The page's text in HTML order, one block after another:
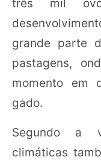
grande parte
pastagens,
momento em
gado.
Segundo a
climáticas